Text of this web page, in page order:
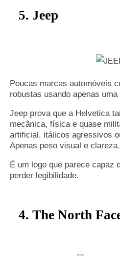
5. Jeep
Poucas marcas automóveis
robustas usando apenas uma
Jeep prova que a Helvetica
mecânica, física e quase
artificial, itálicos agressivos
Apenas peso visual e clareza.
É um logo que parece capaz
perder legibilidade.
4. The North